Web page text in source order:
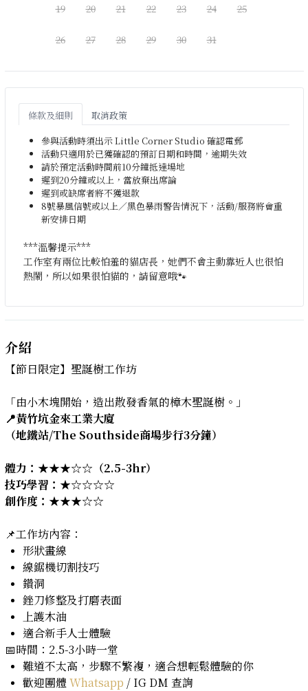
19 20 21 22 23 24 25
26 27 28 29 30 31
條款及細則
取消政策
參與活動時須出示 Little Corner Studio 確認電郵
活動只適用於已獲確認的預訂日期和時間，逾期失效
請於預定活動時間前10分鐘抵達場地
遲到20分鐘或以上，當放棄出席論
遲到或缺席者將不獲退款
8號暴風信號或以上／黑色暴雨警告情況下，活動/服務將會重
新安排日期
***溫馨提示***
工作室有兩位比較怕羞的貓店長，她們不會主動靠近人也很怕
熱鬧，所以如果很怕貓的，請留意哦🐾
介紹
【節日限定】聖誕樹工作坊
「由小木塊開始，造出散發香氣的樟木聖誕樹。」
📍黃竹坑金來工業大廈
（地鐵站/The Southside商場步行3分鐘）
體力：★★★☆☆（2.5-3hr）
技巧學習：★☆☆☆☆
創作度： ★★★☆☆
📌工作坊內容：
形狀畫線
線鋸機切割技巧
鑽洞
銼刀修整及打磨表面
上護木油
適合新手人士體驗
📅時間：2.5-3小時一堂
難道不太高，步驟不繁複，適合想輕鬆體驗的你
歡迎團體 Whatsapp / IG DM 查詢